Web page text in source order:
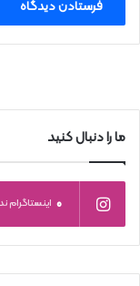
ما را دنبال کنید
0 اینستاگرام